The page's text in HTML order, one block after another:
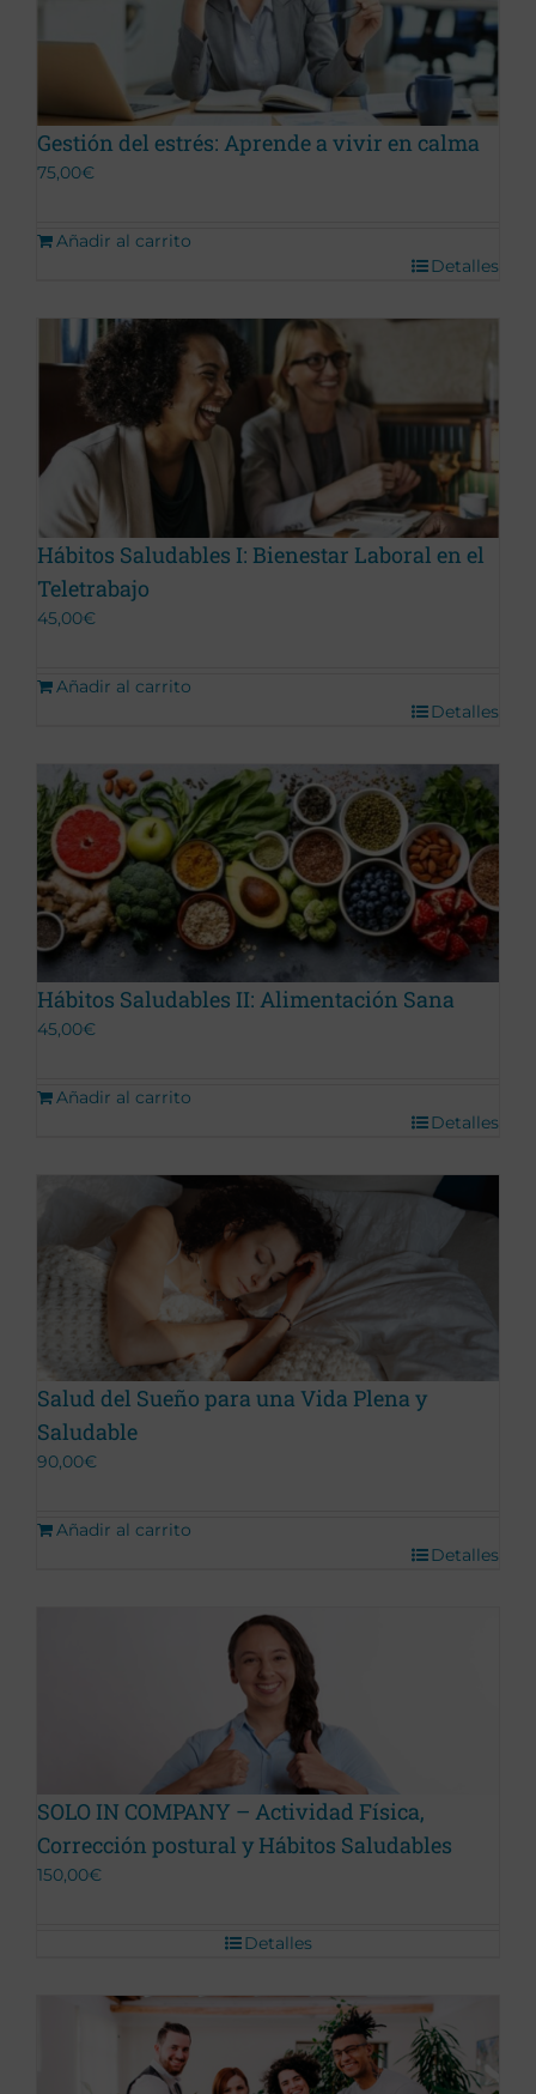
Gestión del estrés: Aprende a vivir en calma
75,00€
Añadir al carrito
Detalles
Hábitos Saludables I: Bienestar Laboral en el
Teletrabajo
45,00€
Añadir al carrito
Detalles
Hábitos Saludables II: Alimentación Sana
45,00€
Añadir al carrito
Detalles
Salud del Sueño para una Vida Plena y
Saludable
90,00€
Añadir al carrito
Detalles
SOLO IN COMPANY – Actividad Física,
Corrección postural y Hábitos Saludables
150,00€
Detalles